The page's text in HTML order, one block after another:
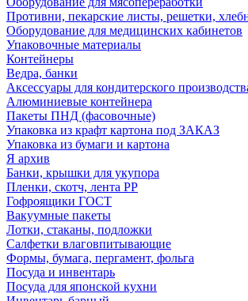
Противни, пекарские листы, решетки,
Оборудование для медицинских кабинетов
Упаковочные материалы
Контейнеры
Ведра, банки
Аксессуары для кондитерского
Алюминиевые контейнера
Пакеты ПНД (фасовочные)
Упаковка из крафт картона под ЗАКАЗ
Упаковка из бумаги и картона
Я архив
Банки, крышки для укупора
Пленки, скотч, лента РР
Гофроящики ГОСТ
Вакуумные пакеты
Лотки, стаканы, подложки
Салфетки влаговпитывающие
Формы, бумага, пергамент, фольга
Посуда и инвентарь
Посуда для японской кухни